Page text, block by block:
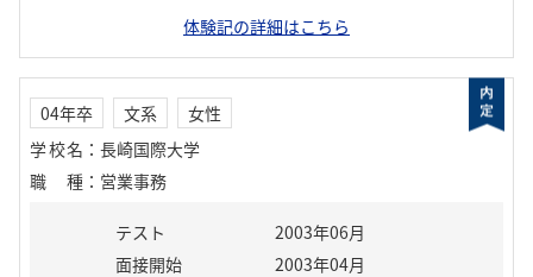
体験記の詳細はこちら
04年卒 文系
女性
学校名 ： 長崎国際大学
職種 ： 営業事務
テスト
2003年06月
面接開始
2003年04月